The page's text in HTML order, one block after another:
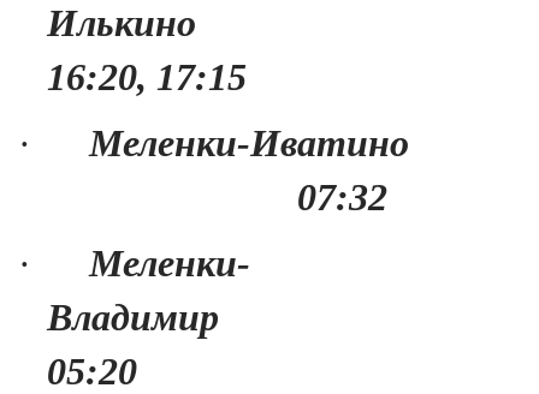
Илькино
16:20, 17:15
·
Меленки-Иватино
07:32
·
Меленки-
Владимир
05:20